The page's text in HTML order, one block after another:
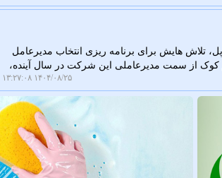
تلاش هایش برای برنامه ریزی انتخاب مدیرعامل
کوک از سمت مدیرعاملی این شرکت در سال آینده،
۱۴۰۴/۰۸/۲۵ ۱۳:۲۷:۰۸